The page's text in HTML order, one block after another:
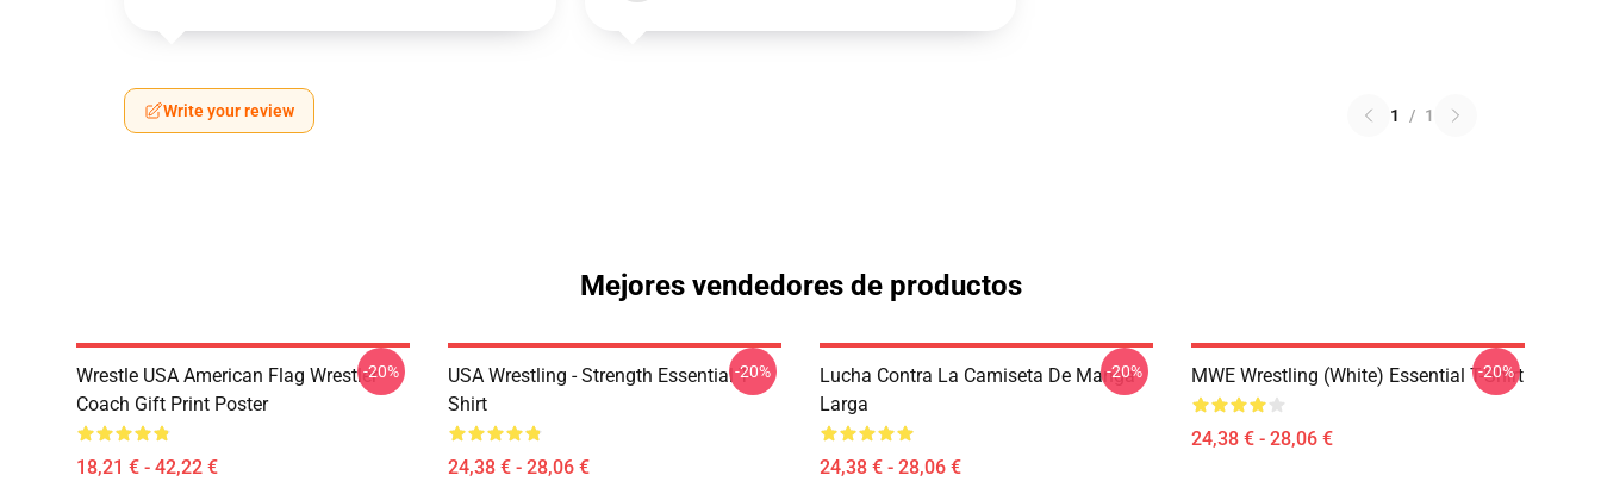
Write your review 1 / 1
Mejores vendedores de productos
Wrestle USA American Flag Wrestler
Coach Gift Print Poster
18,21 € - 42,22 €
-20%
USA Wrestling - Strength Essential T-
Shirt
24,38 € - 28,06 €
-20%
Lucha Contra La Camiseta De Manga
Larga
24,38 € - 28,06 €
-20% MWE Wrestling (White) Essential T-Shirt
24,38 € - 28,06 €
-20%